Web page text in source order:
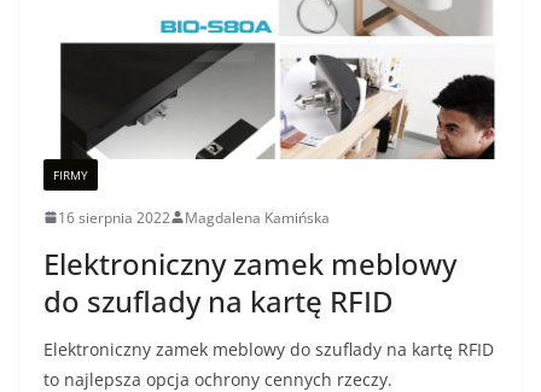
FIRMY
16 sierpnia 2022 Magdalena Kamińska
Elektroniczny zamek meblowy
do szuflady na kartę RFID
Elektroniczny zamek meblowy do szuflady na kartę RFID
to najlepsza opcja ochrony cennych rzeczy.